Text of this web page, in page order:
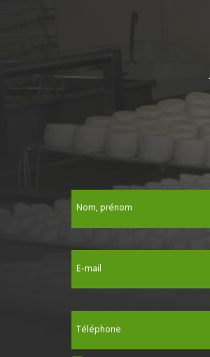
Nom, prénom
E-mail
Téléphone